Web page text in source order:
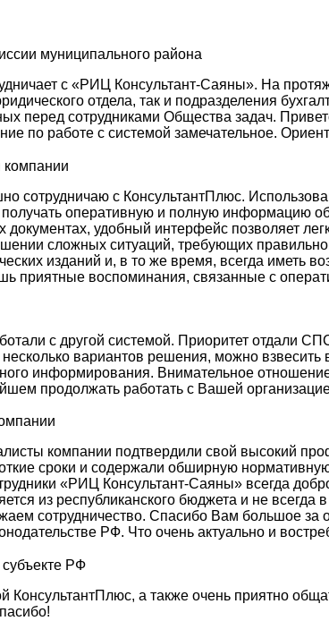
муниципального района
с «РИЦ Консультант-Саяны». На
отдела, так и подразделения
перед сотрудниками Общества задач.
по работе с системой замечательное.
компании
сотрудничаю с КонсультантПлюс.
оперативную и полную информацию
документах, удобный интерфейс позволяет
сложных ситуаций, требующих
изданий и, в то же время, всегда
приятные воспоминания, связанные с
с другой системой. Приоритет отдали
вариантов решения, можно
информирования. Внимательное
продолжать работать с Вашей
компании подтвердили свой высокий
сроки и содержали обширную
«РИЦ Консультант-Саяны» всегда
из республиканского бюджета и не
сотрудничество. Спасибо Вам большое
РФ. Что очень актуально и
РФ
КонсультантПлюс, а также очень приятно